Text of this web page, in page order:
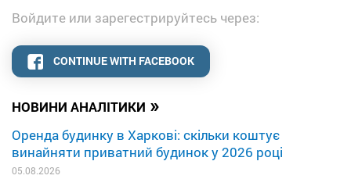
НОВИНИ АНАЛІТИКИ »
Оренда будинку в Харкові: скільки коштує
винайняти приватний будинок у 2026 році
05.08.2026
Войдите или зарегестрируйтесь через:
CONTINUE WITH FACEBOOK